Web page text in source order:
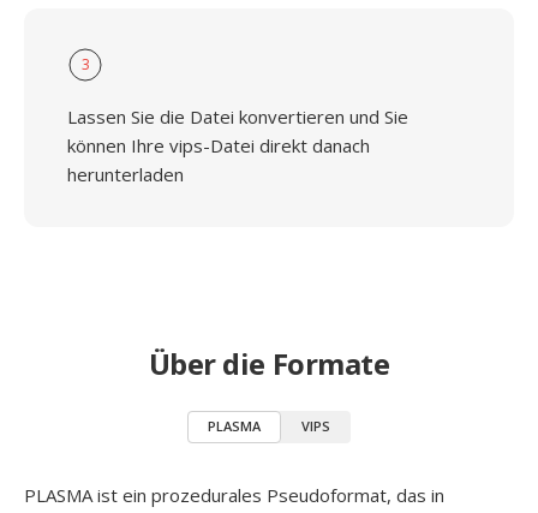
3
Lassen Sie die Datei konvertieren und Sie
können Ihre vips-Datei direkt danach
herunterladen
Über die Formate
PLASMA VIPS
PLASMA ist ein prozedurales Pseudoformat, das in